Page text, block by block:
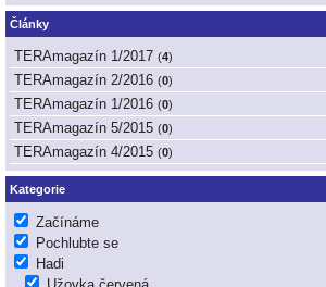
Články
TERAmagazín 1/2017 (4)
TERAmagazín 2/2016 (0)
TERAmagazín 1/2016 (0)
TERAmagazín 5/2015 (0)
TERAmagazín 4/2015 (0)
Kategorie
Začínáme
Pochlubte se
Hadi